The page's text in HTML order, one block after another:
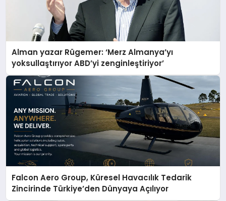
Alman yazar Rügemer: ‘Merz Almanya’yı
yoksullaştırıyor ABD’yi zenginleştiriyor’
Falcon Aero Group, Küresel Havacılık Tedarik
Zincirinde Türkiye’den Dünyaya Açılıyor